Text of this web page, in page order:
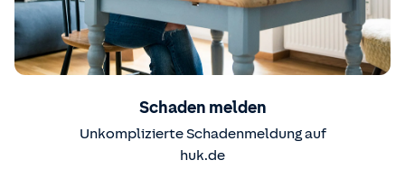
Schaden melden
Unkomplizierte Schadenmeldung auf
huk.de